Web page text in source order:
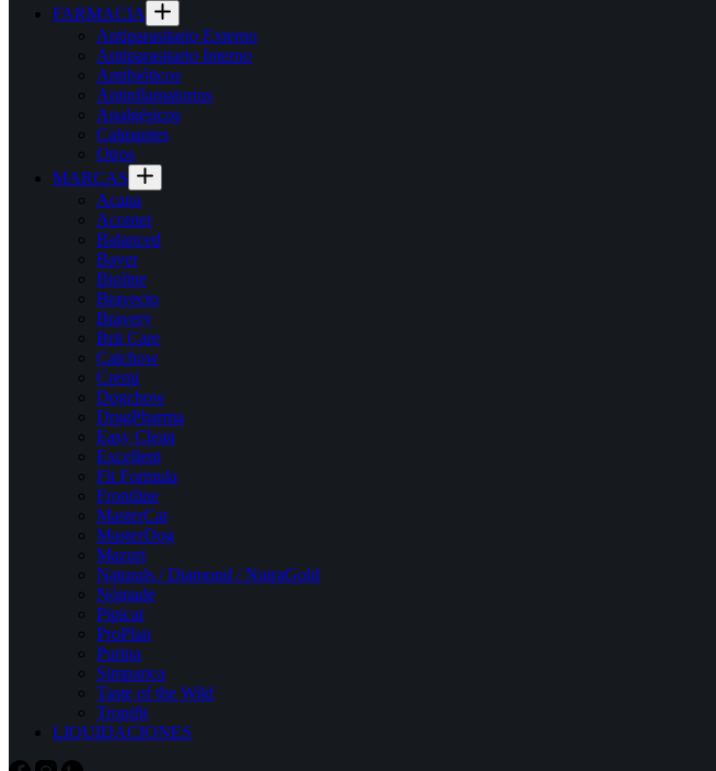
FARMACIA
Antiparasitario Externo
Antiparasitario Interno
Antibióticos
Antinflamatorios
Analgésicos
Calmantes
Otros
MARCAS
Acana
Acomer
Balanced
Bayer
Bioline
Bravecto
Bravery
Brit Care
Catchow
Cremi
Dogchow
DragPharma
Easy Clean
Excellent
Fit Formula
Frontline
MasterCat
MasterDog
Mazuri
Naturals / Diamond / NutraGold
Nómade
Pipicat
ProPlan
Purina
Simparica
Taste of the Wild
Tropifit
LIQUIDACIONES